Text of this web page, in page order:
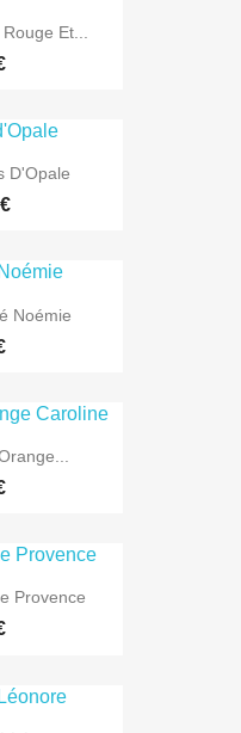
Et...
D'Opale
Noémie
Provence